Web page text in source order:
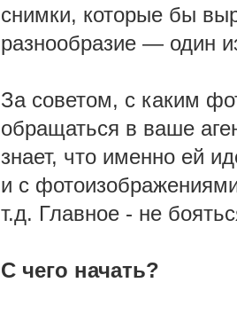
снимки, которые бы
разнообразие — один
За советом, с каким
обращаться в ваше
знает, что именно ей
и с
т.д. Главное - не
С чего начать?